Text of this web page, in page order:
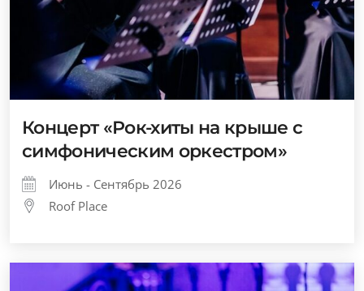
Концерт «Рок-хиты на крыше с
симфоническим оркестром»
Июнь - Сентябрь 2026
Roof Place